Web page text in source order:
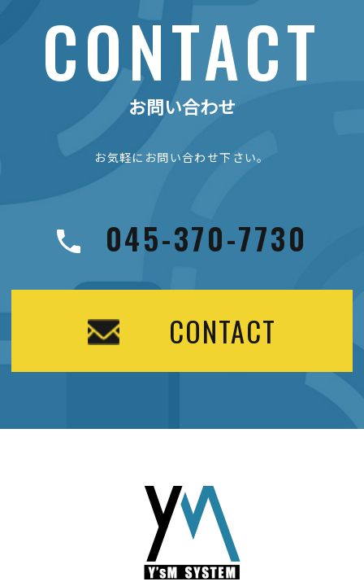
CONTACT
お問い合わせ
お気軽にお問い合わせ下さい。
045-370-7730
CONTACT